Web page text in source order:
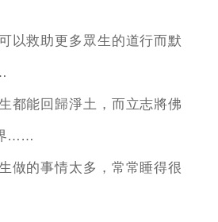
以救助更多眾生的道行而默
都能回歸淨土，而立志將佛
……
做的事情太多，常常睡得很